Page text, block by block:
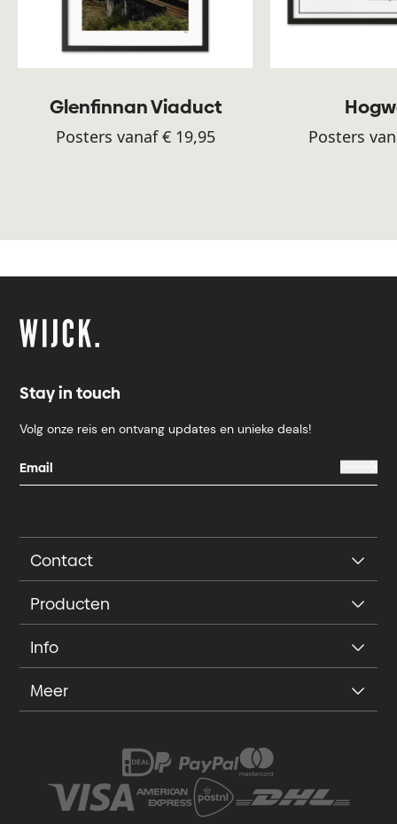
Glenfinnan Viaduct
Posters vanaf € 19,95 Posters
Stay in touch
Volg onze reis en ontvang updates en unieke deals!
Contact
Producten
Info
Meer